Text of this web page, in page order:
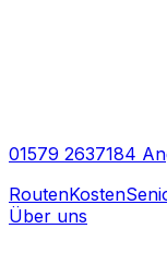
01579 2637184
RoutenKosten
Über uns